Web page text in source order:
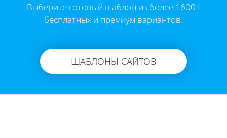
Выберите готовый шаблон из более 1600+
бесплатных и премиум вариантов.
ШАБЛОНЫ САЙТОВ